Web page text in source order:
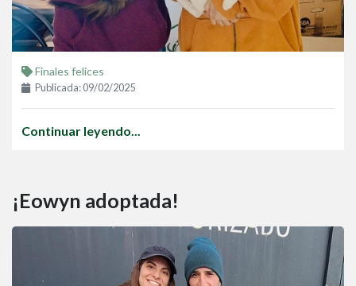
Finales felices
Publicada: 09/02/2025
Continuar leyendo...
¡Eowyn adoptada!